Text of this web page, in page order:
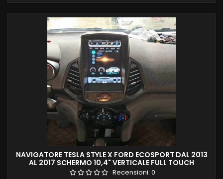
NAVIGATORE TESLA STYLE X FORD ECOSPORT DAL 2013
AL 2017 SCHERMO 10,4" VERTICALE FULL TOUCH
Recensioni: 0